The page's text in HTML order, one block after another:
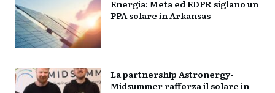
Energia: Meta ed EDPR siglano un
PPA solare in Arkansas
La partnership Astronergy-
Midsummer rafforza il solare in